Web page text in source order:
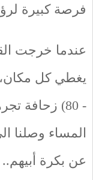
فرصة كبيرة
عندما خرجت
- 80) زحافة
المساء وصلنا
عن بكرة